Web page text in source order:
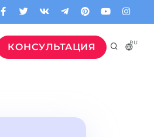
КОНСУЛЬТАЦИЯ RU